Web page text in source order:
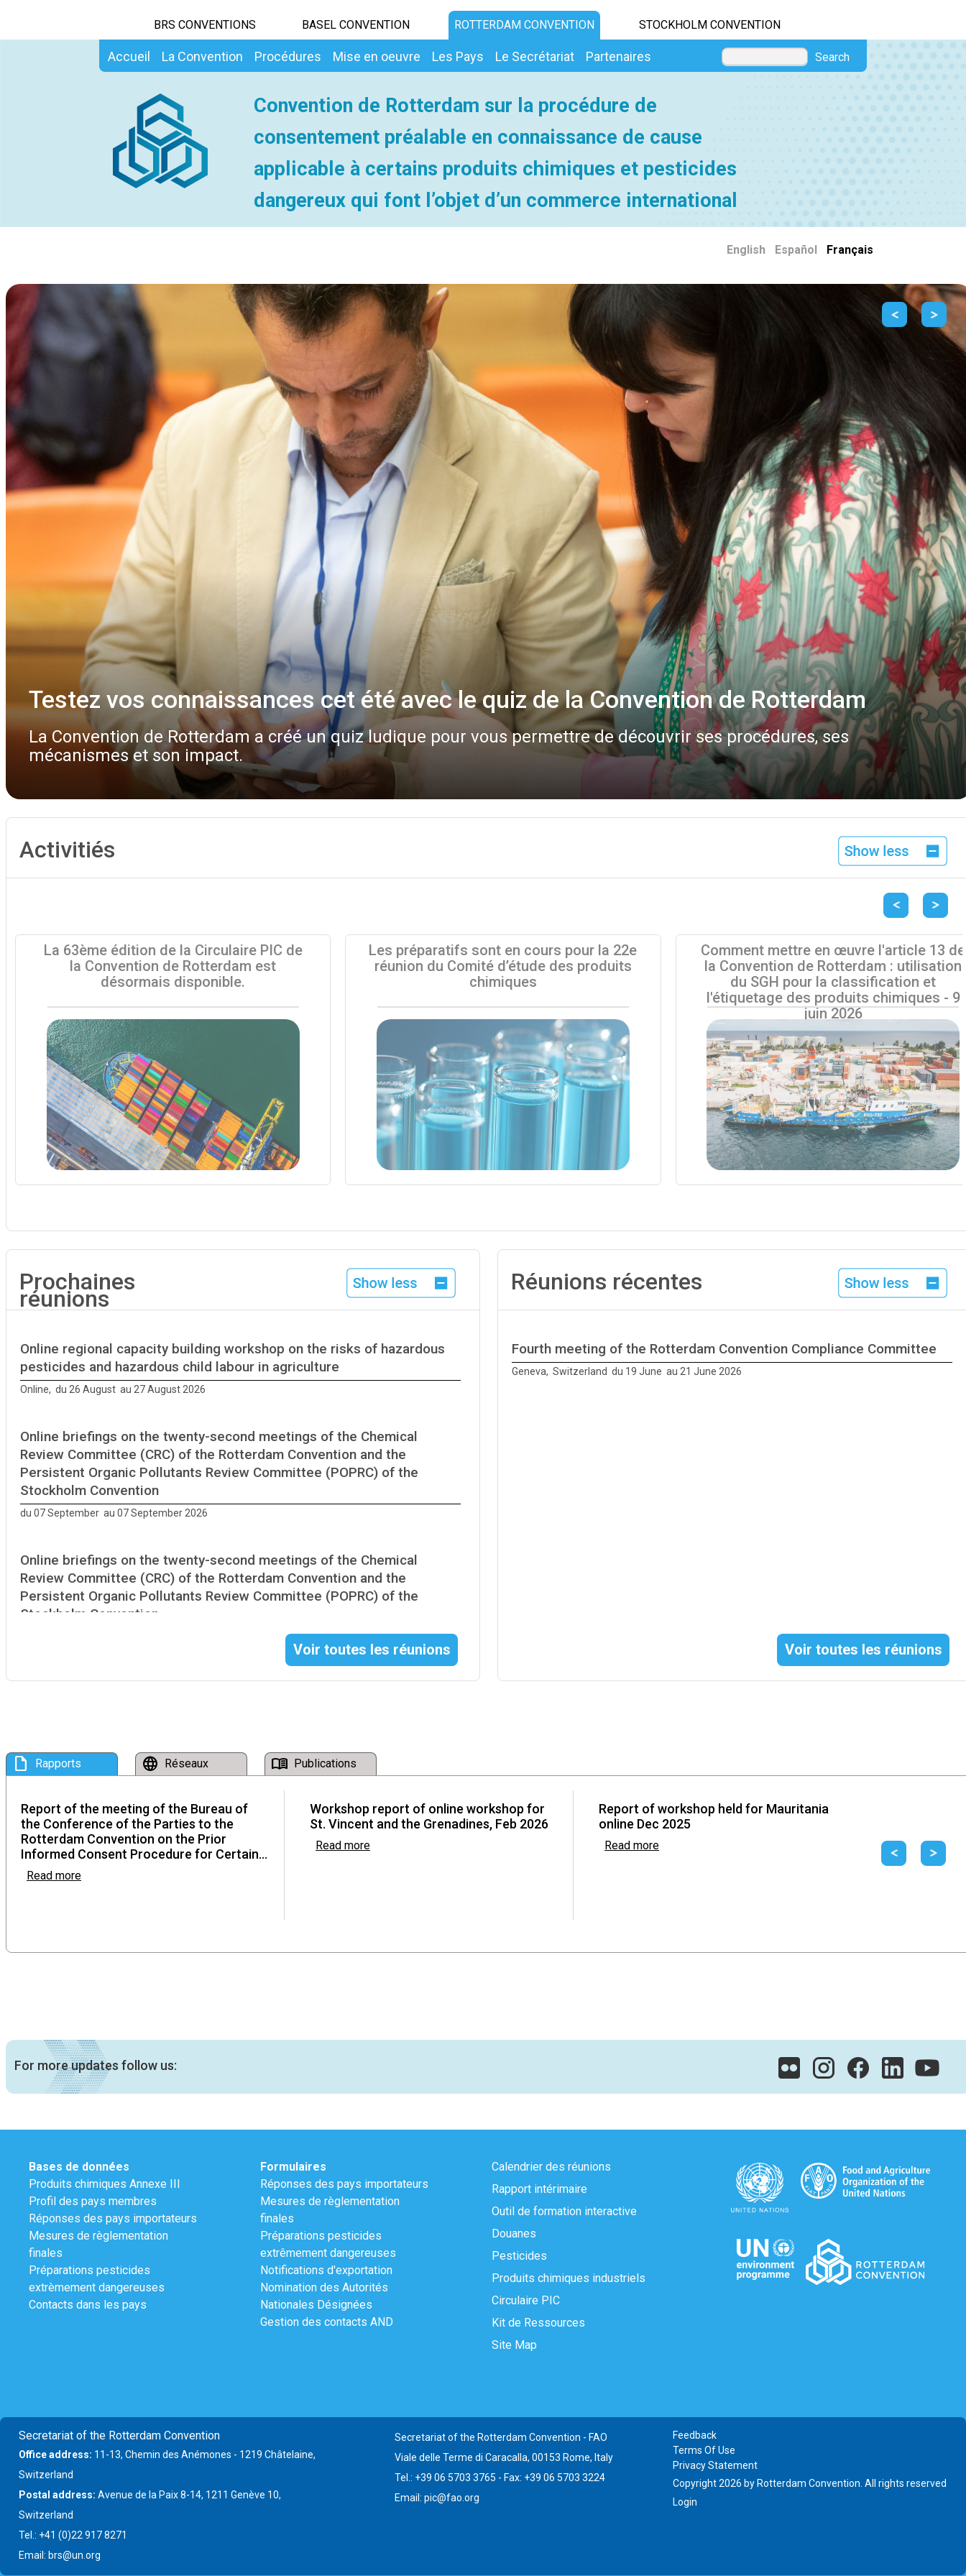
BRS CONVENTIONS BASEL CONVENTION ROTTERDAM CONVENTION STOCKHOLM CONVENTION
Accueil La Convention Procédures Mise en oeuvre Les Pays Le Secrétariat Partenaires Search
Convention de Rotterdam sur la procédure de
consentement préalable en connaissance de cause
applicable à certains produits chimiques et pesticides
dangereux qui font l’objet d’un commerce international
English Español Français
Previous
Le rapport Bureau de la CdP à la Convention de Rotterdam est désormais disponible!
La réunion du Bureau de la CdP 13 à la Convention de Rotterdam a eu lieu en ligne le 20 mai 2026.
Activitiés
Next
Previous
La 63ème édition de la Circulaire PIC de
la Convention de Rotterdam est
désormais disponible.
Les préparatifs sont en cours pour la 22e
réunion du Comité d’étude des produits
chimiques
Comment mettre en œuvre l'article 13 de
la Convention de Rotterdam : utilisation
du SGH pour la classification et
l'étiquetage des produits chimiques - 9
juin 2026
Prochaines
réunions
Online regional capacity building workshop on the risks of hazardous
pesticides and hazardous child labour in agriculture
Online, du 26 August au 27 August 2026
Online briefings on the twenty-second meetings of the Chemical
Review Committee (CRC) of the Rotterdam Convention and the
Persistent Organic Pollutants Review Committee (POPRC) of the
Stockholm Convention
du 07 September au 07 September 2026
Online briefings on the twenty-second meetings of the Chemical
Review Committee (CRC) of the Rotterdam Convention and the
Persistent Organic Pollutants Review Committee (POPRC) of the
Stockholm Convention
Twenty-second meeting of the Chemical Review Committee
Strengthening capacities for risk evaluations, development and
submission of notifications of final regulatory actions (FRAs) and
implementation of the Rotterdam Convention in Asia
Beijing, China du 21 September au 23 September 2026
Voir toutes les réunions
Réunions récentes
Fourth meeting of the Rotterdam Convention Compliance Committee
Geneva, Switzerland du 19 June au 21 June 2026
Voir toutes les réunions
draft Rapports language Réseaux menu_book Publications
Previous
Report of the meeting of the Bureau of
the Conference of the Parties to the
Rotterdam Convention on the Prior
Informed Consent Procedure for Certain...
Read more
Workshop report of online workshop for
St. Vincent and the Grenadines, Feb 2026
Read more
Report of workshop held for Mauritania
online Dec 2025
Read more
For more updates follow us:
Bases de données
Produits chimiques Annexe III
Profil des pays membres
Réponses des pays importateurs
Mesures de règlementation
finales
Préparations pesticides
extrèmement dangereuses
Contacts dans les pays
Formulaires
Réponses des pays importateurs
Mesures de règlementation
finales
Préparations pesticides
extrêmement dangereuses
Notifications d'exportation
Nomination des Autorités
Nationales Désignées
Gestion des contacts AND
Calendrier des réunions
Rapport intérimaire
Outil de formation interactive
Douanes
Pesticides
Produits chimiques industriels
Circulaire PIC
Kit de Ressources
Site Map
Secretariat of the Rotterdam Convention
Office address: 11-13, Chemin des Anémones - 1219 Châtelaine,
Switzerland
Postal address: Avenue de la Paix 8-14, 1211 Genève 10,
Switzerland
Tel.: +41 (0)22 917 8271
Email: brs@un.org
Secretariat of the Rotterdam Convention - FAO
Viale delle Terme di Caracalla, 00153 Rome, Italy
Tel.: +39 06 5703 3765 - Fax: +39 06 5703 3224
Email: pic@fao.org
Feedback
Terms Of Use
Privacy Statement
Copyright 2026 by Rotterdam Convention. All rights reserved
Login